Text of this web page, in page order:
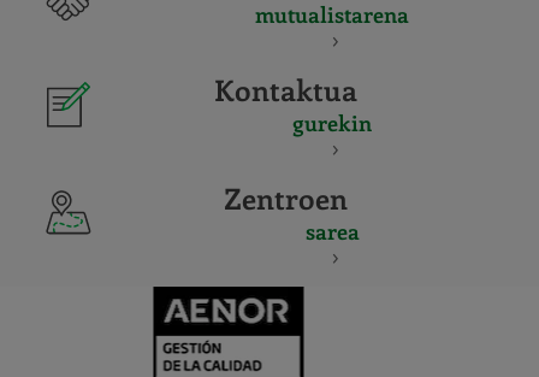
mutualistarena
Kontaktua
gurekin
Zentroen
sarea